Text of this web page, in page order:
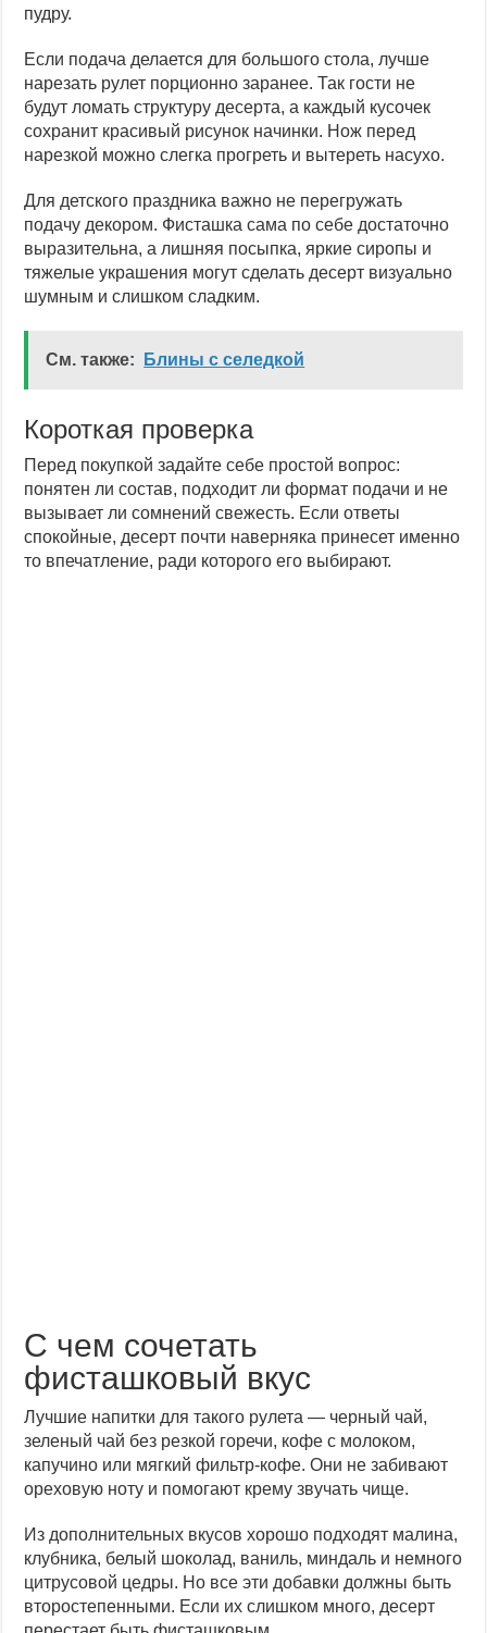
пудру.
Если подача делается для большого стола, лучше
нарезать рулет порционно заранее. Так гости не
будут ломать структуру десерта, а каждый кусочек
сохранит красивый рисунок начинки. Нож перед
нарезкой можно слегка прогреть и вытереть насухо.
Для детского праздника важно не перегружать
подачу декором. Фисташка сама по себе достаточно
выразительна, а лишняя посыпка, яркие сиропы и
тяжелые украшения могут сделать десерт визуально
шумным и слишком сладким.
См. также: Блины с селедкой
Короткая проверка
Перед покупкой задайте себе простой вопрос:
понятен ли состав, подходит ли формат подачи и не
вызывает ли сомнений свежесть. Если ответы
спокойные, десерт почти наверняка принесет именно
то впечатление, ради которого его выбирают.
С чем сочетать
фисташковый вкус
Лучшие напитки для такого рулета — черный чай,
зеленый чай без резкой горечи, кофе с молоком,
капучино или мягкий фильтр-кофе. Они не забивают
ореховую ноту и помогают крему звучать чище.
Из дополнительных вкусов хорошо подходят малина,
клубника, белый шоколад, ваниль, миндаль и немного
цитрусовой цедры. Но все эти добавки должны быть
второстепенными. Если их слишком много, десерт